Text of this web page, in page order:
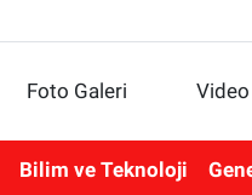
Foto Galeri
Bilim ve Teknoloji